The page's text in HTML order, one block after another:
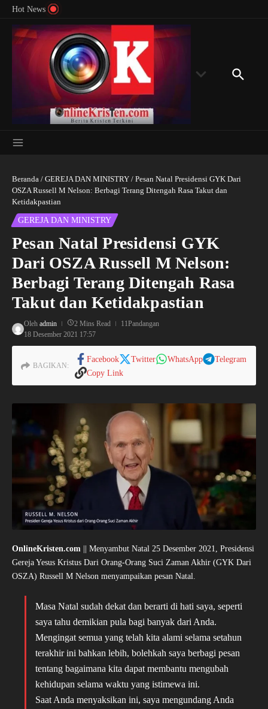
Lewati ke konten
Hot News
Beranda / GEREJA DAN MINISTRY / Pesan Natal Presidensi GYK Dari
OSZA Russell M Nelson: Berbagi Terang Ditengah Rasa Takut dan
Ketidakpastian
GEREJA DAN MINISTRY
Pesan Natal Presidensi GYK
Dari OSZA Russell M Nelson:
Berbagi Terang Ditengah Rasa
Takut dan Ketidakpastian
Oleh admin 2 Mins Read
11Pandangan
18 Desember 2021 17:57
BAGIKAN:
Facebook Twitter WhatsApp
Telegram
Copy Link
OnlineKristen.com || Menyambut Natal 25 Desember 2021, Presidensi
Gereja Yesus Kristus Dari Orang-Orang Suci Zaman Akhir (GYK Dari
OSZA) Russell M Nelson menyampaikan pesan Natal.
Masa Natal sudah dekat dan berarti di hati saya, seperti
saya tahu demikian pula bagi banyak dari Anda.
Mengingat semua yang telah kita alami selama setahun
terakhir ini bahkan lebih, bolehkah saya berbagi pesan
tentang bagaimana kita dapat membantu mengubah
kehidupan selama waktu yang istimewa ini.
Saat Anda menyaksikan ini, saya mengundang Anda